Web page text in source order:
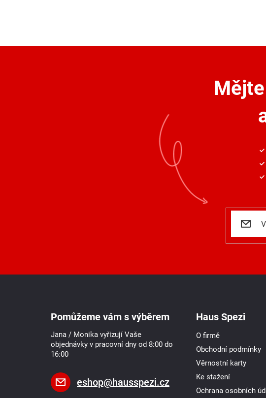
Pomůžeme vám s výběrem
Jana / Monika vyřizují Vaše
objednávky v pracovní dny od 8:00 do
16:00
eshop@hausspezi.cz
Haus Spezi
O firmě
Obchodní podmínky
Věrnostní karty
Ke stažení
Ochrana osobních